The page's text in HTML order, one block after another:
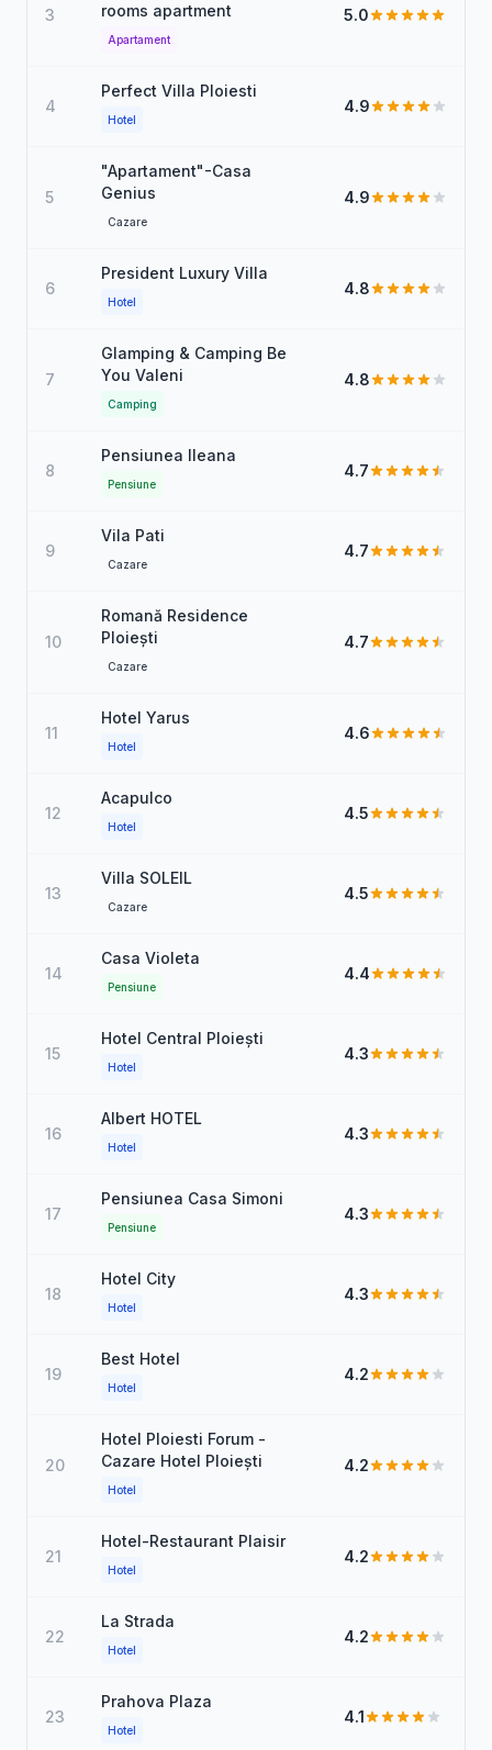
3
rooms apartment
Apartament
5.0
4
Perfect Villa Ploiesti
Hotel
4.9
5
"Apartament"-Casa
Genius
Cazare
4.9
6
President Luxury Villa
Hotel
4.8
7
Glamping & Camping Be
You Valeni
Camping
4.8
8
Pensiunea Ileana
Pensiune
4.7
9
Vila Pati
Cazare
4.7
10
Romană Residence
Ploiești
Cazare
4.7
11
Hotel Yarus
Hotel
4.6
12
Acapulco
Hotel
4.5
13
Villa SOLEIL
Cazare
4.5
14
Casa Violeta
Pensiune
4.4
15
Hotel Central Ploiești
Hotel
4.3
16
Albert HOTEL
Hotel
4.3
17
Pensiunea Casa Simoni
Pensiune
4.3
18
Hotel City
Hotel
4.3
19
Best Hotel
Hotel
4.2
20
Hotel Ploiesti Forum -
Cazare Hotel Ploiești
Hotel
4.2
21
Hotel-Restaurant Plaisir
Hotel
4.2
22
La Strada
Hotel
4.2
23
Prahova Plaza
Hotel
4.1